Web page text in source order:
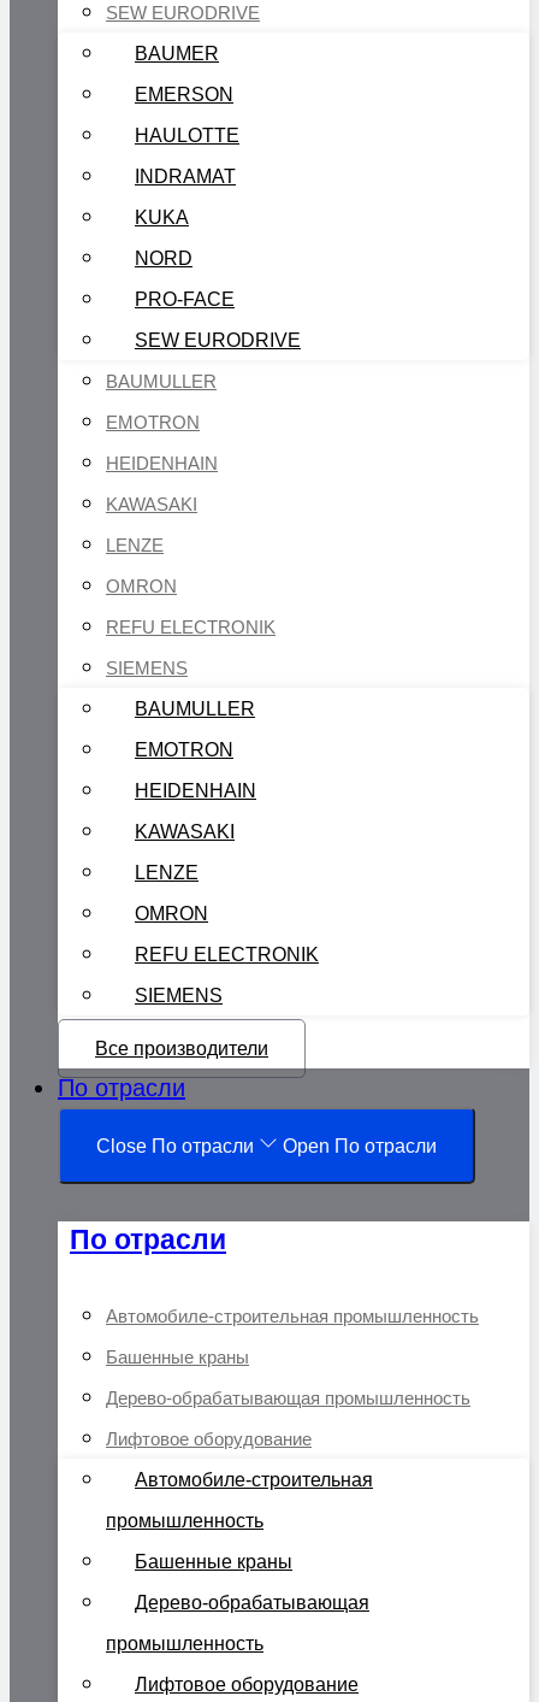
SEW EURODRIVE
BAUMER
EMERSON
HAULOTTE
INDRAMAT
KUKA
NORD
PRO-FACE
SEW EURODRIVE
BAUMULLER
EMOTRON
HEIDENHAIN
KAWASAKI
LENZE
OMRON
REFU ELECTRONIK
SIEMENS
BAUMULLER
EMOTRON
HEIDENHAIN
KAWASAKI
LENZE
OMRON
REFU ELECTRONIK
SIEMENS
Все производители
По отрасли
Close По отрасли Open По отрасли
По отрасли
Автомобиле-строительная промышленность
Башенные краны
Дерево-обрабатывающая промышленность
Лифтовое оборудование
Автомобиле-строительная
промышленность
Башенные краны
Дерево-обрабатывающая
промышленность
Лифтовое оборудование